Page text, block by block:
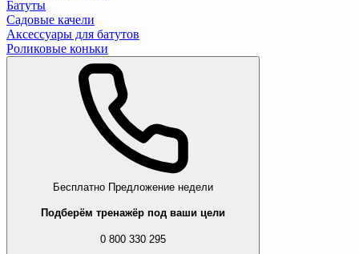
Батуты
Садовые качели
Аксессуары для батутов
Роликовые коньки
Бесплатно Предложение недели
Подберём тренажёр под ваши цели
0 800 330 295